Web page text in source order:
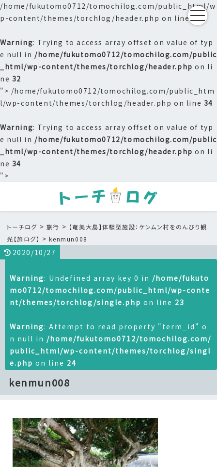
/home/fukutomo0712/tomochilog.com/public_html/w
p-content/themes/torchlog/header.php on line32
Warning: Trying to access array offset on value of typ
e null in /home/fukutomo0712/tomochilog.com/public
_html/wp-content/themes/torchlog/header.php on li
ne 32
"> /home/fukutomo0712/tomochilog.com/public_htm
l/wp-content/themes/torchlog/header.php on line 34
Warning: Trying to access array offset on value of typ
e null in /home/fukutomo0712/tomochilog.com/public
_html/wp-content/themes/torchlog/header.php on li
ne 34
">
トーチログ > 旅行 > 【奄美大島】体験型施設：ケンムン村をのんびり観
光【旅ログ】 >kenmun008
2020/10/27
Warning: Undefined array key 0 in /home/fukuto
mo0712/tomochilog.com/public_html/wp-conte
nt/themes/torchlog/single.php on line 23
Warning: Attempt to read property "term_id" o
n null in /home/fukutomo0712/tomochilog.com/
public_html/wp-content/themes/torchlog/singl
e.php on line 24
kenmun008